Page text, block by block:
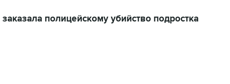
полицейскому убийство подростка